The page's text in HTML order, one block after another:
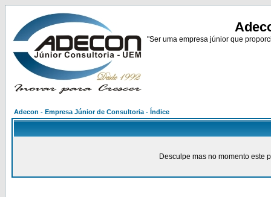
"Ser uma empresa júnior que
Adecon - Empresa Júnior de Consultoria - Índice
Desculpe mas no momento este